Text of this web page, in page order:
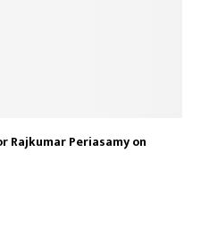
Periasamy on